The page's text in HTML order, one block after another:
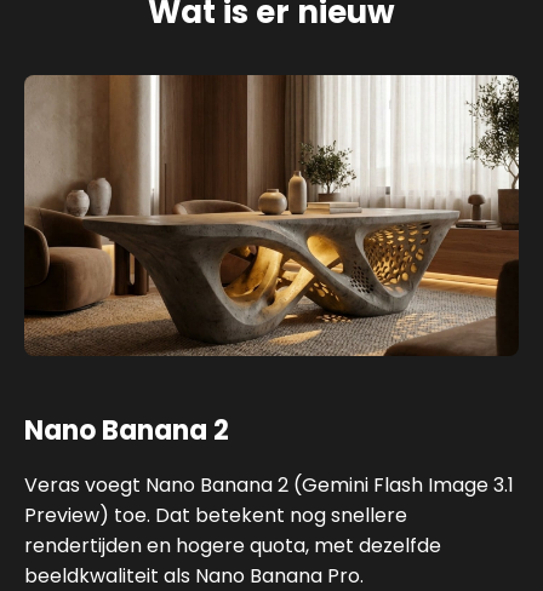
Wat is er nieuw
Nano Banana 2
Veras voegt Nano Banana 2 (Gemini Flash Image 3.1
Preview) toe. Dat betekent nog snellere
rendertijden en hogere quota, met dezelfde
beeldkwaliteit als Nano Banana Pro.